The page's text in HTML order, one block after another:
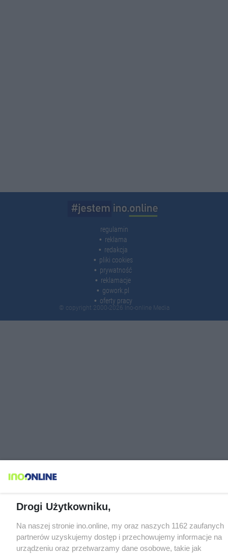
regulamin
reklama
redakcja
pliki cookies
prywatność
reklamacje
gowork.pl
oferty pracy
© copyright 2000-2026 Ino-online Media
Drogi Użytkowniku,
Na naszej stronie ino.online, my oraz naszych 1162 zaufanych
partnerów uzyskujemy dostęp i przechowujemy informacje na
urządzeniu oraz przetwarzamy dane osobowe, takie jak